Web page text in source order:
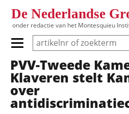
De Nederlandse
onder redactie van het Montesquieu
Primair menu tonen/verbergen
Hoofdnavigatie
PVV-Tweede
Klaveren stelt
over